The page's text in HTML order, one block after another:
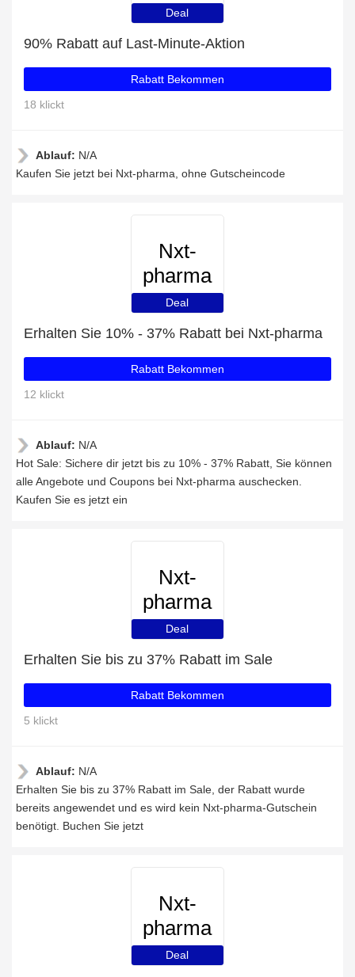
Deal
90% Rabatt auf Last-Minute-Aktion
Rabatt Bekommen
18 klickt
Ablauf: N/A
Kaufen Sie jetzt bei Nxt-pharma, ohne Gutscheincode
Nxt-
pharma
Deal
Erhalten Sie 10% - 37% Rabatt bei Nxt-pharma
Rabatt Bekommen
12 klickt
Ablauf: N/A
Hot Sale: Sichere dir jetzt bis zu 10% - 37% Rabatt, Sie können
alle Angebote und Coupons bei Nxt-pharma auschecken.
Kaufen Sie es jetzt ein
Nxt-
pharma
Deal
Erhalten Sie bis zu 37% Rabatt im Sale
Rabatt Bekommen
5 klickt
Ablauf: N/A
Erhalten Sie bis zu 37% Rabatt im Sale, der Rabatt wurde
bereits angewendet und es wird kein Nxt-pharma-Gutschein
benötigt. Buchen Sie jetzt
Nxt-
pharma
Deal